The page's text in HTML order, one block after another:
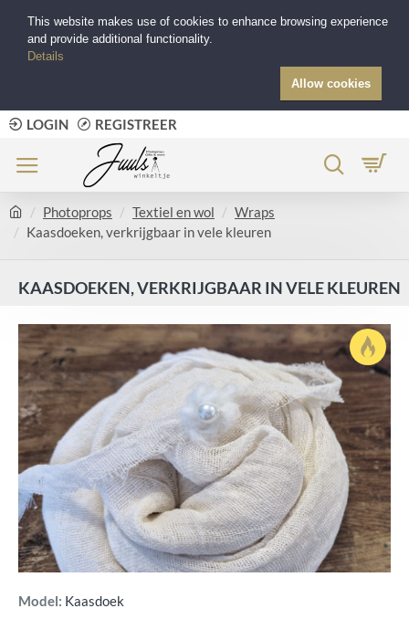
LOGIN REGISTREER
Photoprops Textiel en wol
Wraps
Kaasdoeken, verkrijgbaar in vele kleuren
KAASDOEKEN, VERKRIJGBAAR IN VELE KLEUREN
Model: Kaasdoek
This website makes use of cookies to enhance browsing experience
and provide additional functionality.
Details
Allow cookies